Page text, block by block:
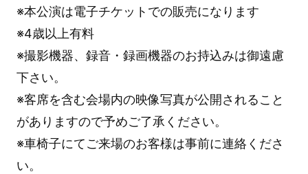
※本公演は電子チケットでの販売になります
※4歳以上有料
※撮影機器、録音・録画機器のお持込みは御遠慮
下さい。
※客席を含む会場内の映像写真が公開されること
がありますので予めご了承ください。
※車椅子にてご来場のお客様は事前に連絡くださ
い。